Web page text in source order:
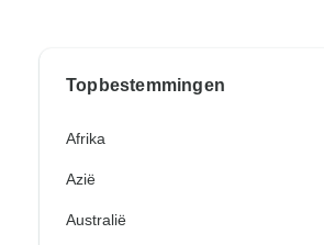
Topbestemmingen
Afrika
Azië
Australië